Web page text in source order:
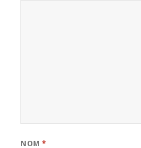
NOM*